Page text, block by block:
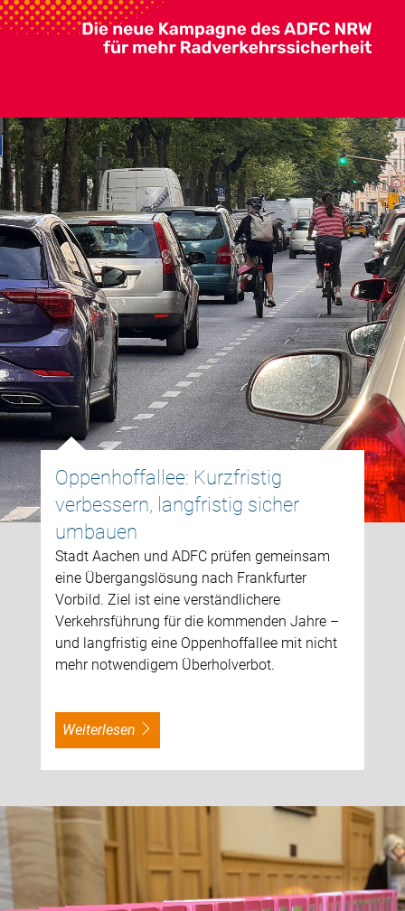
Oppenhoffallee: Kurzfristig
verbessern, langfristig sicher
umbauen
Stadt Aachen und ADFC prüfen gemeinsam
eine Übergangslösung nach Frankfurter
Vorbild. Ziel ist eine verständlichere
Verkehrsführung für die kommenden Jahre –
und langfristig eine Oppenhoffallee mit nicht
mehr notwendigem Überholverbot.
weiterlesen